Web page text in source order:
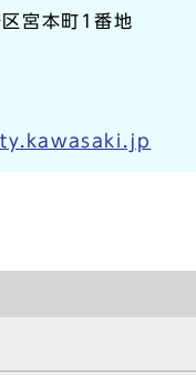
宮本町1番地